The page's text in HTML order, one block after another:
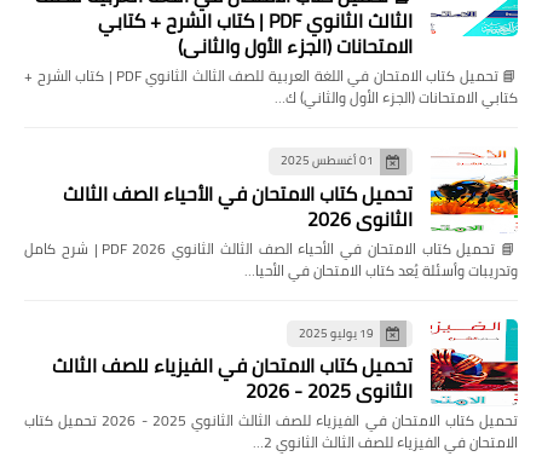
الثالث الثانوي PDF | كتاب الشرح + كتابي
الامتحانات (الجزء الأول والثاني)
📘 تحميل كتاب الامتحان في اللغة العربية للصف الثالث الثانوي PDF | كتاب الشرح +
كتابي الامتحانات (الجزء الأول والثاني) ك…
01 أغسطس 2025
تحميل كتاب الامتحان في الأحياء الصف الثالث
الثانوي 2026
📘 تحميل كتاب الامتحان في الأحياء الصف الثالث الثانوي 2026 PDF | شرح كامل
وتدريبات وأسئلة يُعد كتاب الامتحان في الأحيا…
19 يوليو 2025
تحميل كتاب الامتحان في الفيزياء للصف الثالث
الثانوي 2025 - 2026
تحميل كتاب الامتحان في الفيزياء للصف الثالث الثانوي 2025 - 2026 تحميل كتاب
الامتحان في الفيزياء للصف الثالث الثانوي 2…